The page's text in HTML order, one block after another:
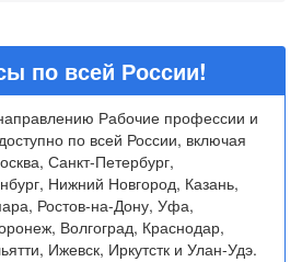
по всей России!
Рабочие профессии и
по всей России, включая
Санкт-Петербург,
Нижний Новгород, Казань,
Ростов-на-Дону, Уфа,
Волгоград, Краснодар,
Ижевск, Иркутстк и Улан-Удэ.